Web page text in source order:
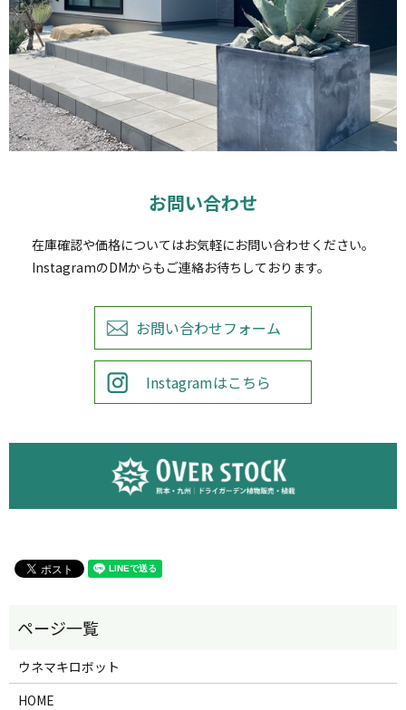
お問い合わせ
在庫確認や価格についてはお気軽にお問い合わせください。
InstagramのDMからもご連絡お待ちしております。
お問い合わせフォーム
Instagramはこちら
ウネマキロボット
HOME